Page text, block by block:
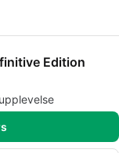
Edition